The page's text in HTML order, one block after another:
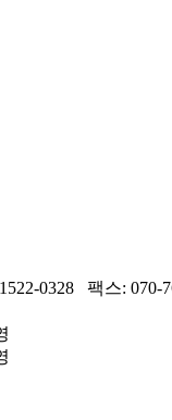
0328 팩스: 070-